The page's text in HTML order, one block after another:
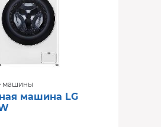
машины
машина LG